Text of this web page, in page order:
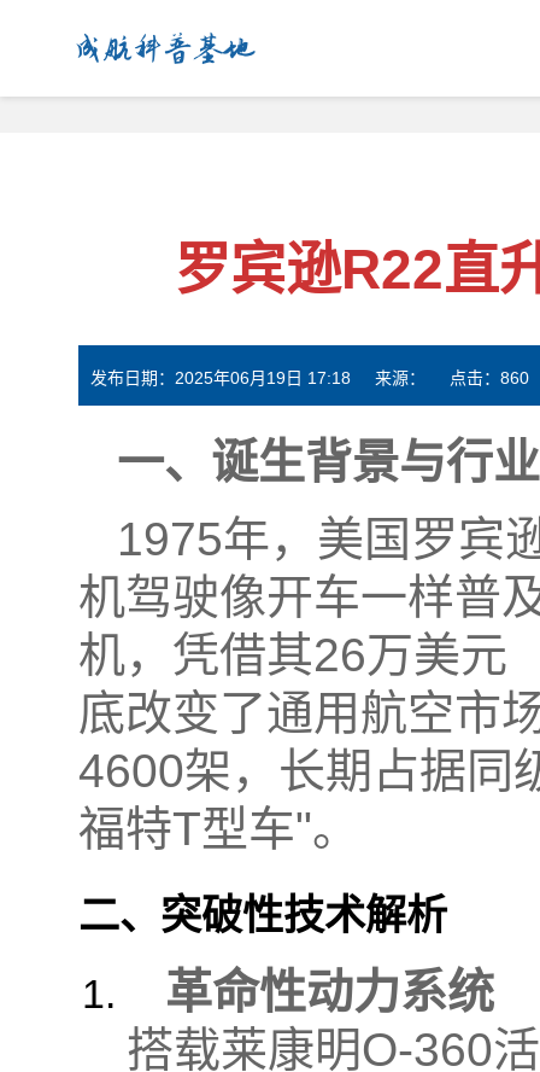
成航科普基地
罗宾逊R22直
发布日期：2025年06月19日 17:18 来源： 点击： 860
一、诞生背景与行
1975年，美国罗宾
机驾驶像开车一样普
机，凭借其26万美元
底改变了通用航空市
4600架，长期占据同
福特T型车"。
二、突破性技术解析
革命性动力系统
搭载莱康明O-360